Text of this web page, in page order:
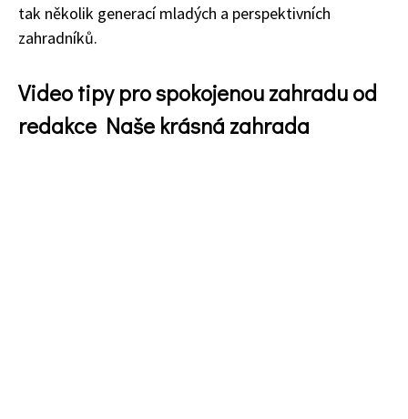
tak několik generací mladých a perspektivních
zahradníků.
Video tipy pro spokojenou zahradu od
redakce Naše krásná zahrada